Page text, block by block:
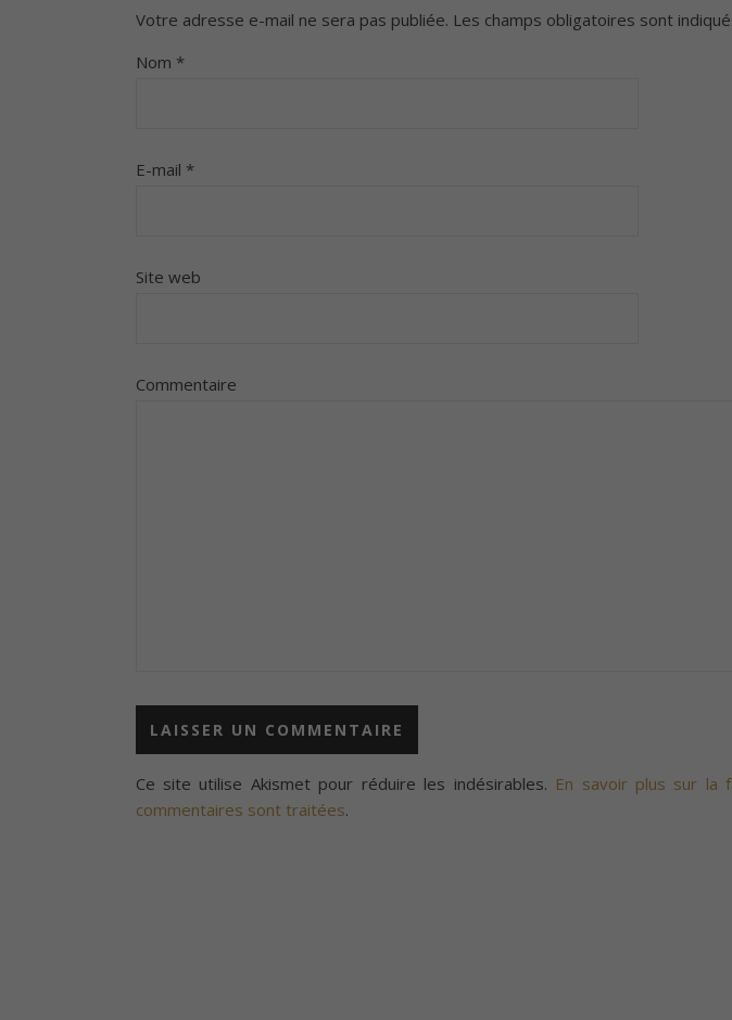
Votre adresse e-mail ne sera pas publiée. Les champs obligatoires sont
Nom *
E-mail *
Site web
Commentaire
Ce site utilise Akismet pour réduire les indésirables. En savoir plus sur la
commentaires sont traitées.